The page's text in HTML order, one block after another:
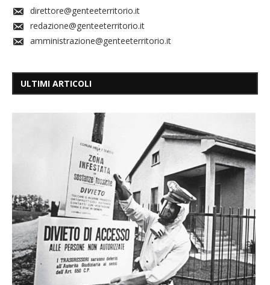
direttore@genteeterritorio.it
redazione@genteeterritorio.it
amministrazione@genteeterritorio.it
ULTIMI ARTICOLI